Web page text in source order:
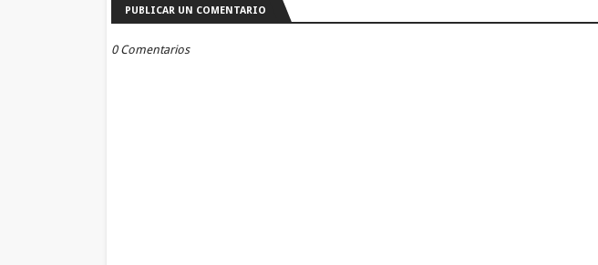
PUBLICAR UN COMENTARIO
0 Comentarios